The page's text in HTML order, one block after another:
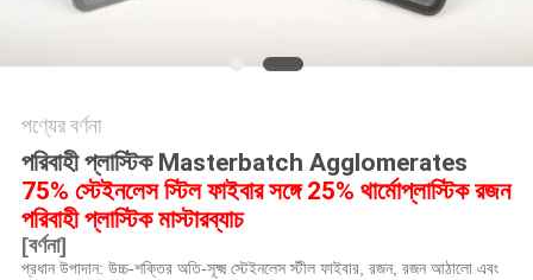
পণ্যের বর্ণনা
পরিবাহী প্লাস্টিক Masterbatch Agglomerates
75% স্টেইনলেস স্টিল ফাইবার সঙ্গে 25% থার্মোপ্লাস্টিক রজন
পরিবাহী প্লাস্টিক মাস্টারব্যাচ
[বর্ণনা]
প্রধান উপাদান: উচ্চ-শক্তির অতি-সূক্ষ্ম স্টেইনলেস স্টীল ফাইবার, রজন, রজন আঠালো এবং